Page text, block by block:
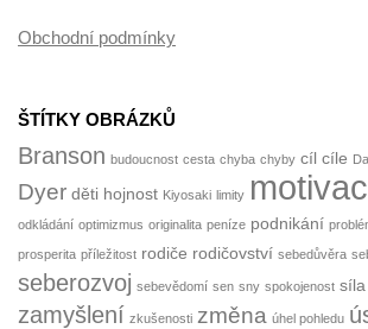
Obchodní podmínky
ŠTÍTKY OBRÁZKŮ
Branson budoucnost cesta chyba chyby cíl cíle
Dyer děti hojnost Kiyosaki limity
odkládání optimizmus originalita peníze podnikání
prosperita příležitost rodiče rodičovství sebedůvěra
seberozvoj sebevědomí sen sny spokojenost
zamyšlení zkušenosti změna úhel pohledu